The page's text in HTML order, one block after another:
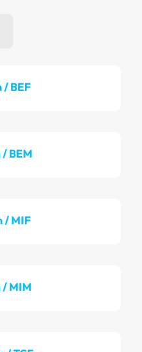
/ BEF
BEM
/ MIF
MIM